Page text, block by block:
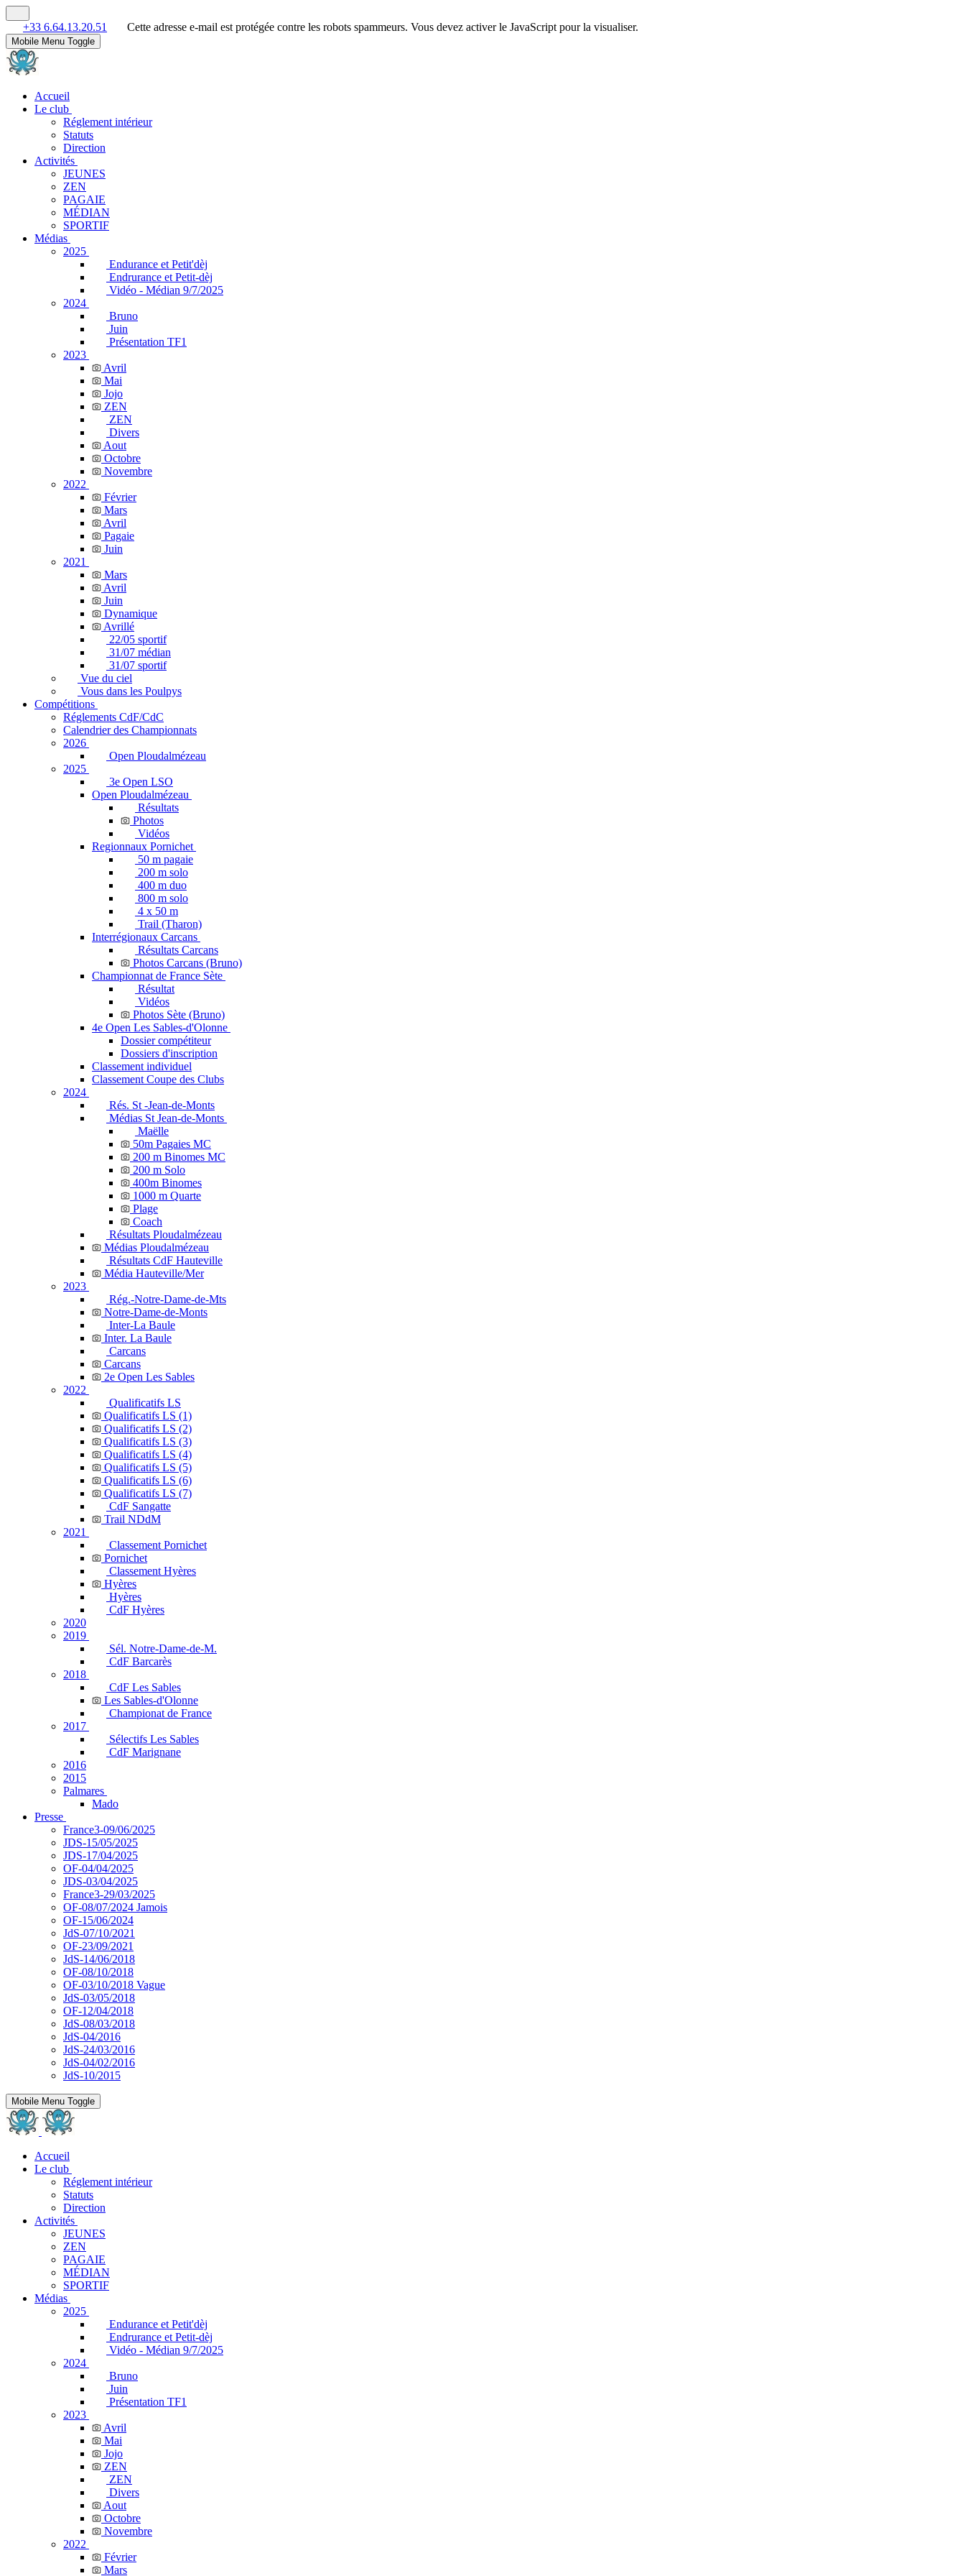
+33 6.64.13.20.51 Cette adresse e-mail est protégée contre les robots spammeurs. Vous devez activer le JavaScript pour la visualiser.
Mobile Menu Toggle
Accueil
Le club
Réglement intérieur
Statuts
Direction
Activités
JEUNES
ZEN
PAGAIE
MÉDIAN
SPORTIF
Médias
2025
Endurance et Petit'dèj
Endrurance et Petit-dèj
Vidéo - Médian 9/7/2025
2024
Bruno
Juin
Présentation TF1
2023
Avril
Mai
Jojo
ZEN
ZEN
Divers
Aout
Octobre
Novembre
2022
Février
Mars
Avril
Pagaie
Juin
2021
Mars
Avril
Juin
Dynamique
Avrillé
22/05 sportif
31/07 médian
31/07 sportif
Vue du ciel
Vous dans les Poulpys
Compétitions
Réglements CdF/CdC
Calendrier des Championnats
2026
Open Ploudalmézeau
2025
3e Open LSO
Open Ploudalmézeau
Résultats
Photos
Vidéos
Regionnaux Pornichet
50 m pagaie
200 m solo
400 m duo
800 m solo
4 x 50 m
Trail (Tharon)
Interrégionaux Carcans
Résultats Carcans
Photos Carcans (Bruno)
Championnat de France Sète
Résultat
Vidéos
Photos Sète (Bruno)
4e Open Les Sables-d'Olonne
Dossier compétiteur
Dossiers d'inscription
Classement individuel
Classement Coupe des Clubs
2024
Rés. St -Jean-de-Monts
Médias St Jean-de-Monts
Maëlle
50m Pagaies MC
200 m Binomes MC
200 m Solo
400m Binomes
1000 m Quarte
Plage
Coach
Résultats Ploudalmézeau
Médias Ploudalmézeau
Résultats CdF Hauteville
Média Hauteville/Mer
2023
Rég.-Notre-Dame-de-Mts
Notre-Dame-de-Monts
Inter-La Baule
Inter. La Baule
Carcans
Carcans
2e Open Les Sables
2022
Qualificatifs LS
Qualificatifs LS (1)
Qualificatifs LS (2)
Qualificatifs LS (3)
Qualificatifs LS (4)
Qualificatifs LS (5)
Qualificatifs LS (6)
Qualificatifs LS (7)
CdF Sangatte
Trail NDdM
2021
Classement Pornichet
Pornichet
Classement Hyères
Hyères
Hyères
CdF Hyères
2020
2019
Sél. Notre-Dame-de-M.
CdF Barcarès
2018
CdF Les Sables
Les Sables-d'Olonne
Championat de France
2017
Sélectifs Les Sables
CdF Marignane
2016
2015
Palmares
Mado
Presse
France3-09/06/2025
JDS-15/05/2025
JDS-17/04/2025
OF-04/04/2025
JDS-03/04/2025
France3-29/03/2025
OF-08/07/2024 Jamois
OF-15/06/2024
JdS-07/10/2021
OF-23/09/2021
JdS-14/06/2018
OF-08/10/2018
OF-03/10/2018 Vague
JdS-03/05/2018
OF-12/04/2018
JdS-08/03/2018
JdS-04/2016
JdS-24/03/2016
JdS-04/02/2016
JdS-10/2015
Mobile Menu Toggle
Accueil
Le club
Réglement intérieur
Statuts
Direction
Activités
JEUNES
ZEN
PAGAIE
MÉDIAN
SPORTIF
Médias
2025
Endurance et Petit'dèj
Endrurance et Petit-dèj
Vidéo - Médian 9/7/2025
2024
Bruno
Juin
Présentation TF1
2023
Avril
Mai
Jojo
ZEN
ZEN
Divers
Aout
Octobre
Novembre
2022
Février
Mars